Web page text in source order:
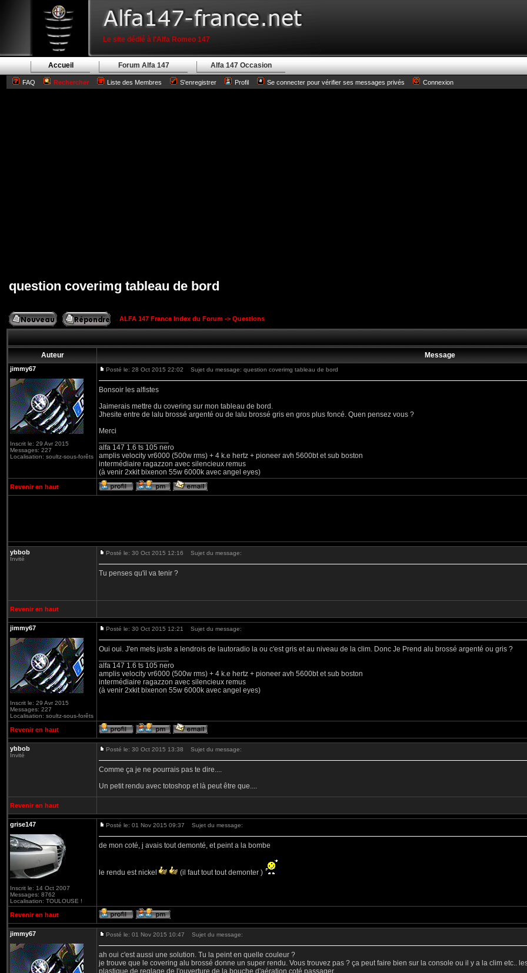
Le site dédié à l'Alfa Romeo 147
Accueil Forum Alfa 147 Alfa 147 Occasion
FAQ Rechercher Liste des Membres S'enregistrer Profil Se connecter pour vérifier ses messages privés Connexion
question coverimg tableau de bord
ALFA 147 France Index du Forum -> Questions
Auteur Message
jimmy67
Inscrit le: 29 Avr 2015
Messages: 227
Localisation: soultz-sous-forêts
Posté le: 28 Oct 2015 22:02 Sujet du message: question coverimg tableau de bord
Bonsoir les alfistes
Jaimerais mettre du covering sur mon tableau de bord.
Jhesite entre de lalu brossé argenté ou de lalu brossé gris en gros plus foncé. Quen pensez vous ?
Merci
alfa 147 1.6 ts 105 nero
amplis velocity vr6000 (500w rms) + 4 k.e hertz + pioneer avh 5600bt et sub boston
intermédiaire ragazzon avec silencieux remus
(à venir 2xkit bixenon 55w 6000k avec angel eyes)
Revenir en haut
ybbob
Invité
Posté le: 30 Oct 2015 12:16 Sujet du message:
Tu penses qu'il va tenir ?
Revenir en haut
jimmy67
Inscrit le: 29 Avr 2015
Messages: 227
Localisation: soultz-sous-forêts
Posté le: 30 Oct 2015 12:21 Sujet du message:
Oui oui. J'en mets juste a lendrois de lautoradio la ou c'est gris et au niveau de la clim. Donc Je Prend alu brossé argenté ou gris ?
alfa 147 1.6 ts 105 nero
amplis velocity vr6000 (500w rms) + 4 k.e hertz + pioneer avh 5600bt et sub boston
intermédiaire ragazzon avec silencieux remus
(à venir 2xkit bixenon 55w 6000k avec angel eyes)
Revenir en haut
ybbob
Invité
Posté le: 30 Oct 2015 13:38 Sujet du message:
Comme ça je ne pourrais pas te dire....
Un petit rendu avec totoshop et là peut être que....
Revenir en haut
grise147
Inscrit le: 14 Oct 2007
Messages: 8762
Localisation: TOULOUSE !
Posté le: 01 Nov 2015 09:37 Sujet du message:
de mon coté, j avais tout demonté, et peint a la bombe
le rendu est nickel (il faut tout tout demonter )
Revenir en haut
jimmy67 Posté le: 01 Nov 2015 10:47 Sujet du message:
ah oui c'est aussi une solution. Tu la peint en quelle couleur ?
je trouve que le covering alu brossé donne un super rendu. Vous trouvez pas ? ça peut faire bien sur la console ou il y a la clim etc..
plastique de reglage de l'ouverture de la bouche d'aération coté passager.